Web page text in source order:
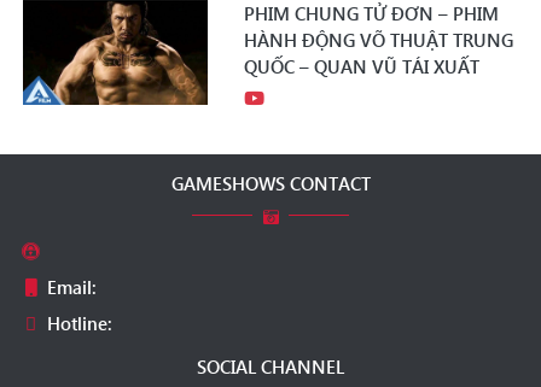
PHIM CHUNG TỬ ĐƠN – PHIM
HÀNH ĐỘNG VÕ THUẬT TRUNG
QUỐC – QUAN VŨ TÁI XUẤT
GAMESHOWS CONTACT
Email:
Hotline:
SOCIAL CHANNEL